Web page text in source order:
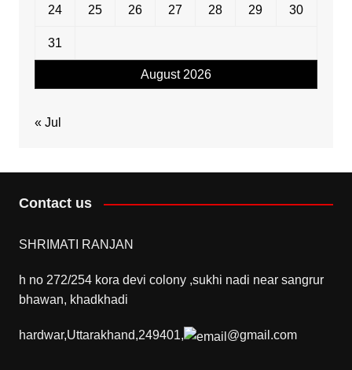
August 2026
24 25 26 27 28 29 30
31
« Jul
Contact us
SHRIMATI RANJAN
h no 272/254 kora devi colony ,sukhi nadi near sangrur
bhawan, khadkhadi
hardwar,Uttarakhand,249401, @gmail.com